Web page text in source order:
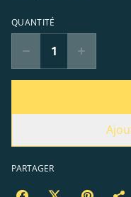
QUANTITÉ
PARTAGER